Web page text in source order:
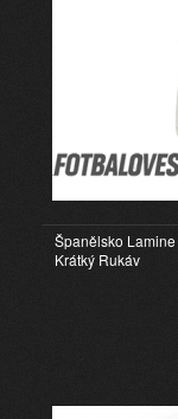
Španělsko
Krátký Rukáv